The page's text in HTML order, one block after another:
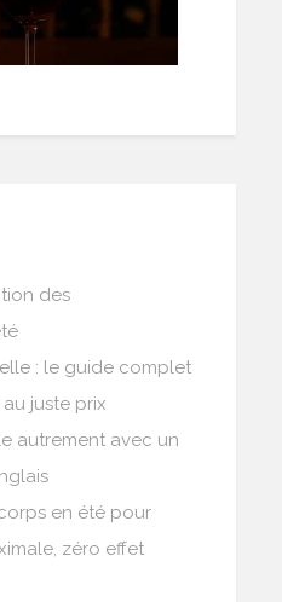
des
: le guide complet
juste prix
autrement avec un
en été pour
zéro effet